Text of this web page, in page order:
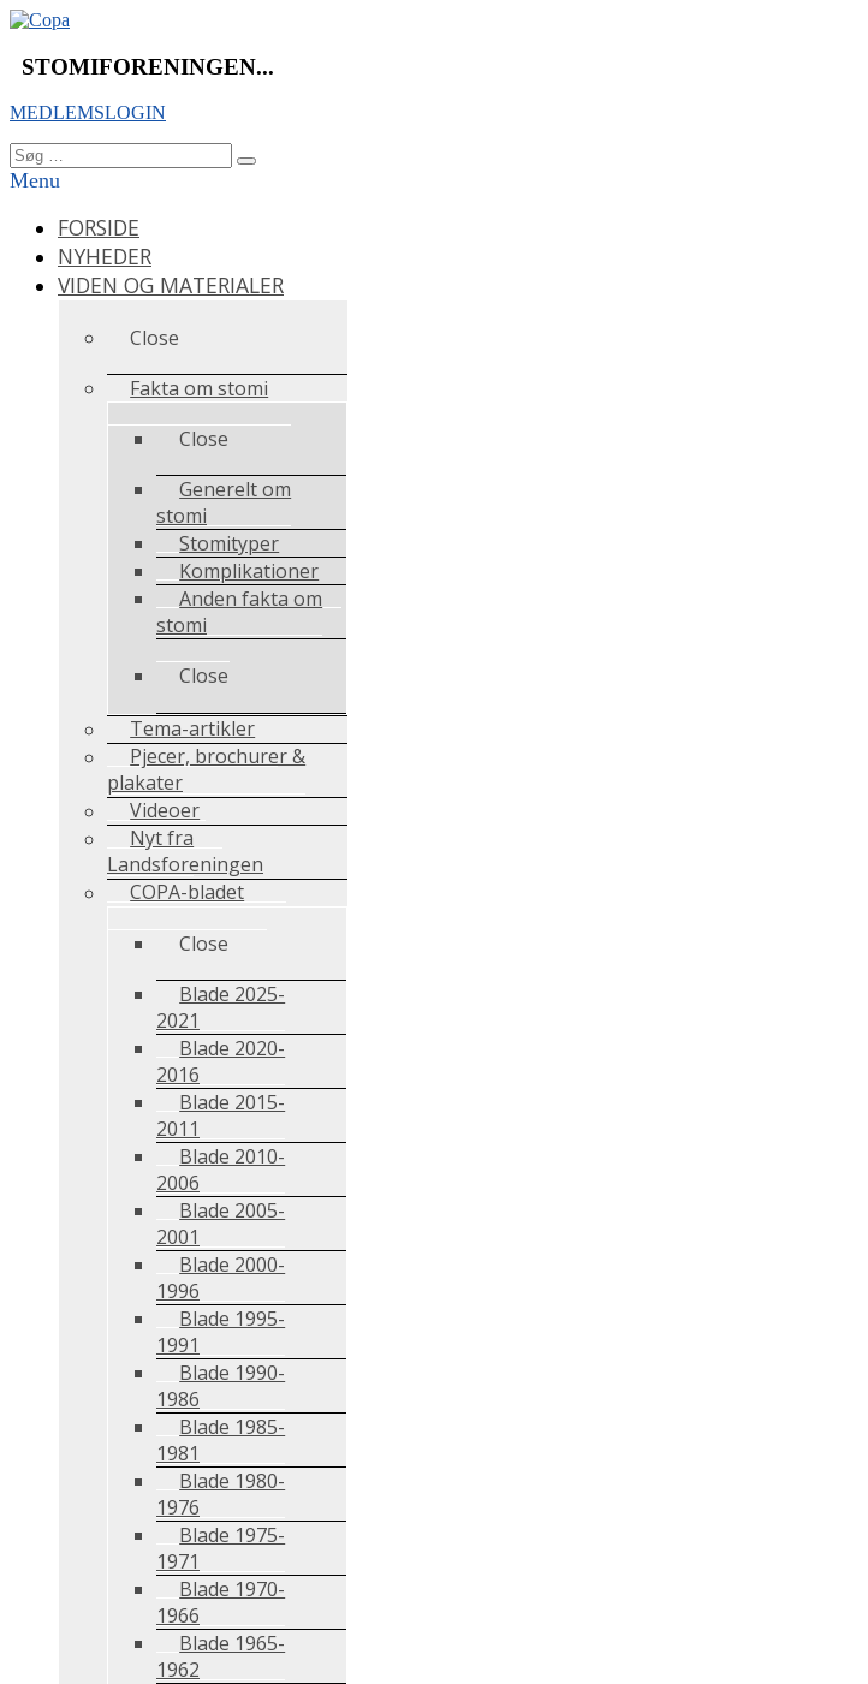
Videre
indhold
STOMIFORENINGEN...
MEDLEMSLOGIN
Søg
efter:
Søg
Menu
FORSIDE
NYHEDER
VIDEN OG MATERIALER
Close
Fakta om stomi
Close
Generelt om
stomi
Stomityper
Komplikationer
Anden fakta om
stomi
Close
Tema-artikler
Pjecer, brochurer &
plakater
Videoer
Nyt fra
Landsforeningen
COPA-bladet
Close
Blade 2025-
2021
Blade 2020-
2016
Blade 2015-
2011
Blade 2010-
2006
Blade 2005-
2001
Blade 2000-
1996
Blade 1995-
1991
Blade 1990-
1986
Blade 1985-
1981
Blade 1980-
1976
Blade 1975-
1971
Blade 1970-
1966
Blade 1965-
1962